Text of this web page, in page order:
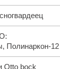
Полинаркон-12
Otto bock